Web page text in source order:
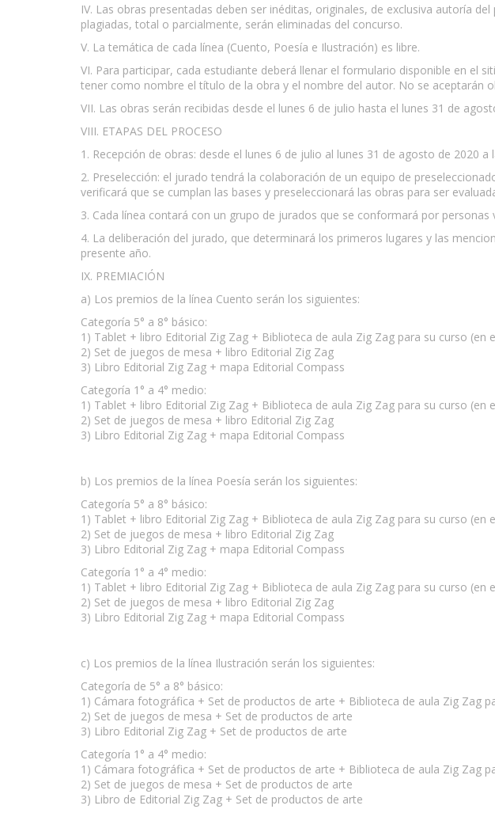
IV. Las obras presentadas deben ser inéditas, originales, de exclusiva autoría
plagiadas, total o parcialmente, serán eliminadas del concurso.
V. La temática de cada línea (Cuento, Poesía e Ilustración) es libre.
VI. Para participar, cada estudiante deberá llenar el formulario disponible en el
tener como nombre el título de la obra y el nombre del autor. No se aceptarán
VII. Las obras serán recibidas desde el lunes 6 de julio hasta el lunes 31 de
VIII. ETAPAS DEL PROCESO
1. Recepción de obras: desde el lunes 6 de julio al lunes 31 de agosto de 2020 a
2. Preselección: el jurado tendrá la colaboración de un equipo de
verificará que se cumplan las bases y preseleccionará las obras para ser
3. Cada línea contará con un grupo de jurados que se conformará por
4. La deliberación del jurado, que determinará los primeros lugares y las
presente año.
IX. PREMIACIÓN
a) Los premios de la línea Cuento serán los siguientes:
Categoría 5° a 8° básico:
1) Tablet + libro Editorial Zig Zag + Biblioteca de aula Zig Zag para su curso
2) Set de juegos de mesa + libro Editorial Zig Zag
3) Libro Editorial Zig Zag + mapa Editorial Compass
Categoría 1° a 4° medio:
1) Tablet + libro Editorial Zig Zag + Biblioteca de aula Zig Zag para su curso
2) Set de juegos de mesa + libro Editorial Zig Zag
3) Libro Editorial Zig Zag + mapa Editorial Compass
b) Los premios de la línea Poesía serán los siguientes:
Categoría 5° a 8° básico:
1) Tablet + libro Editorial Zig Zag + Biblioteca de aula Zig Zag para su curso
2) Set de juegos de mesa + libro Editorial Zig Zag
3) Libro Editorial Zig Zag + mapa Editorial Compass
Categoría 1° a 4° medio:
1) Tablet + libro Editorial Zig Zag + Biblioteca de aula Zig Zag para su curso
2) Set de juegos de mesa + libro Editorial Zig Zag
3) Libro Editorial Zig Zag + mapa Editorial Compass
c) Los premios de la línea Ilustración serán los siguientes:
Categoría de 5° a 8° básico:
1) Cámara fotográfica + Set de productos de arte + Biblioteca de aula Zig Zag
2) Set de juegos de mesa + Set de productos de arte
3) Libro Editorial Zig Zag + Set de productos de arte
Categoría 1° a 4° medio:
1) Cámara fotográfica + Set de productos de arte + Biblioteca de aula Zig Zag
2) Set de juegos de mesa + Set de productos de arte
3) Libro de Editorial Zig Zag + Set de productos de arte